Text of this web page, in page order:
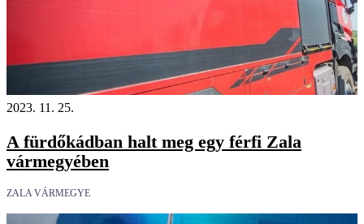
2023. 11. 25.
A fürdőkádban halt meg egy férfi Zala
vármegyében
ZALA VÁRMEGYE